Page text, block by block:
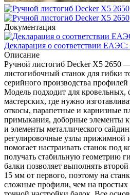
Документация
Декларация о соответствии
Описание
Ручной листогиб Decker X5 2650
листогибочный станок для гибки
серийного производства
Модель подходит для
мастерских, где нужно
откосы, парапетные и карнизные
примыкания, доборные элементы
и элементы металлического
регулировочные узлы прижимной
помогает настраивать станок под
получать стабильную геометрию
балки позволяет выполнять
15 мм от первого, поэтому на
сложные профили, чем на простых